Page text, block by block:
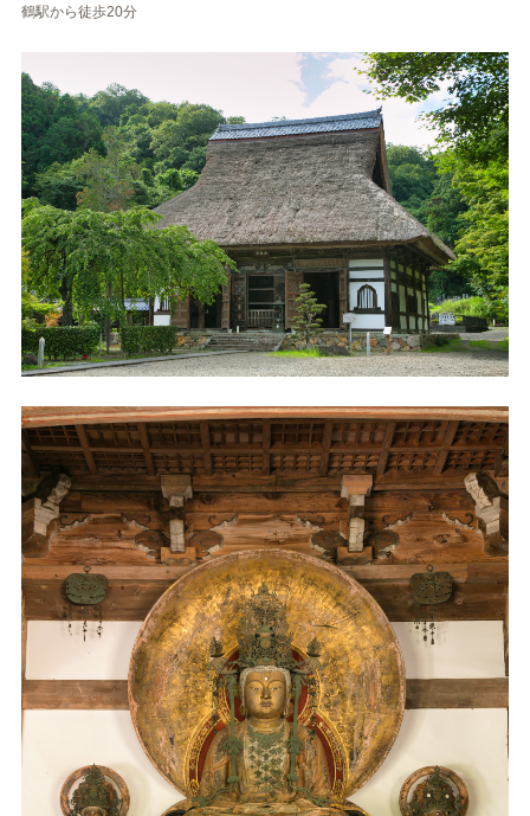
鶴駅から徒歩20分